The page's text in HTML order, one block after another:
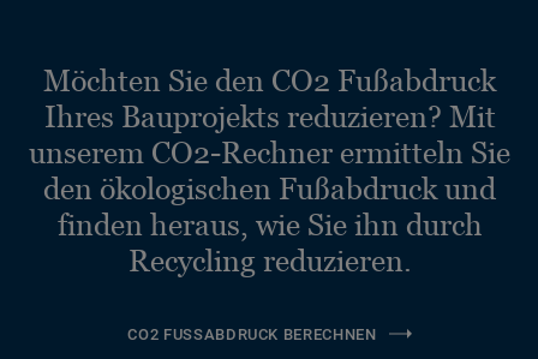
Möchten Sie den CO2 Fußabdruck
Ihres Bauprojekts reduzieren? Mit
unserem CO2-Rechner ermitteln Sie
den ökologischen Fußabdruck und
finden heraus, wie Sie ihn durch
Recycling reduzieren.
CO2 FUSSABDRUCK BERECHNEN